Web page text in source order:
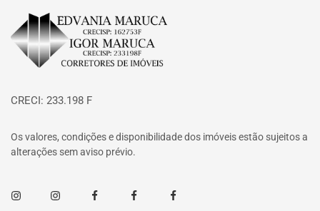
Página inicial
CRECI: 233.198 F
Os valores, condições e disponibilidade dos imóveis estão sujeitos a
alterações sem aviso prévio.
InstagramInstagramFacebookFacebookFacebook